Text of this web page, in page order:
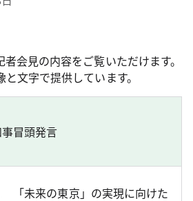
会見の内容をご覧いただけます。
文字で提供しています。
冒頭発言
「未来の東京」の実現に向けた